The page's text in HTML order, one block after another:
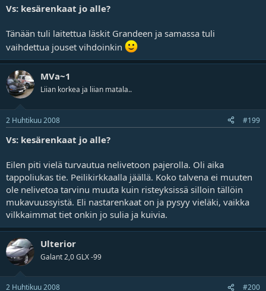
Vs: kesärenkaat jo alle?
Tänään tuli laitettua läskit Grandeen ja samassa tuli
vaihdettua jouset vihdoinkin
MVa~1
Liian korkea ja liian matala..
2 Huhtikuu 2008 #199
Vs: kesärenkaat jo alle?
Eilen piti vielä turvautua nelivetoon pajerolla. Oli aika
tappoliukas tie. Peilikirkkaalla jäällä. Koko talvena ei muuten
ole nelivetoa tarvinu muuta kuin risteyksissä silloin tällöin
mukavuussyistä. Eli nastarenkaat on ja pysyy vieläki, vaikka
vilkkaimmat tiet onkin jo sulia ja kuivia.
Ulterior
Galant 2,0 GLX -99
2 Huhtikuu 2008 #200